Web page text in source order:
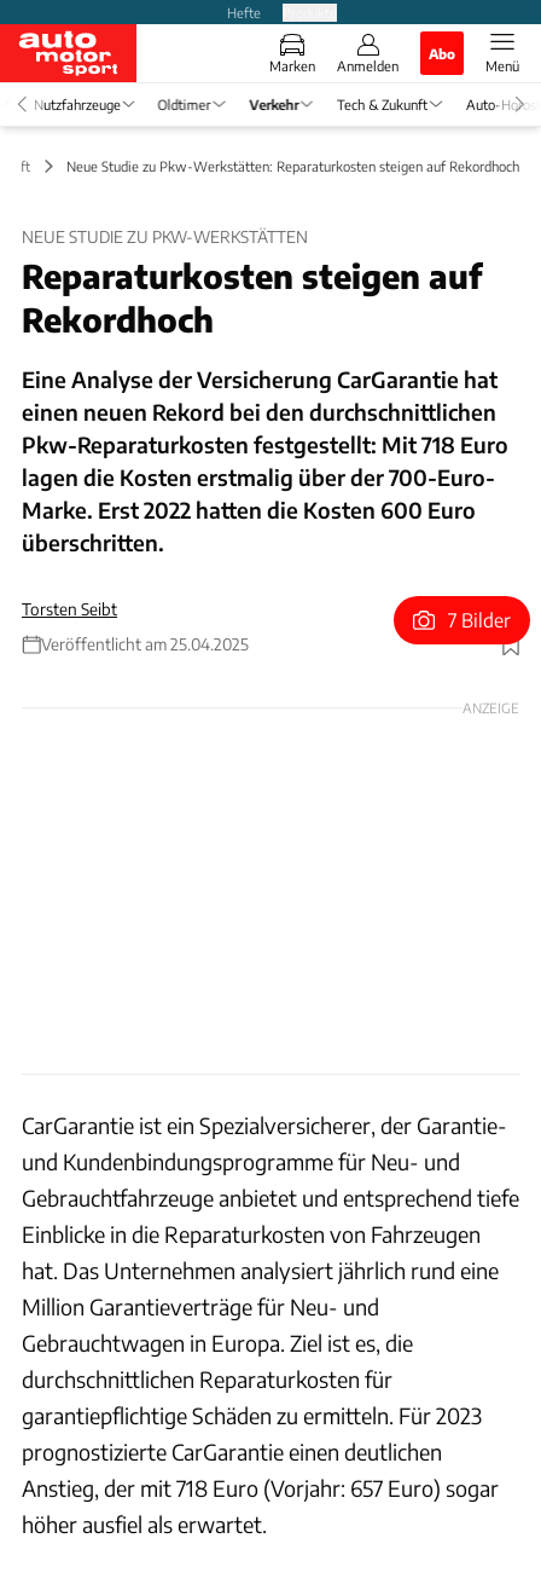
Hefte
Marken Anmelden
Abo
Menü
Nutzfahrzeuge Oldtimer Verkehr Tech & Zukunft Auto-
Neue Studie zu Pkw-Werkstätten: Reparaturkosten steigen auf Rekordhoch
NEUE STUDIE ZU PKW-WERKSTÄTTEN
Reparaturkosten steigen auf
Rekordhoch
Eine Analyse der Versicherung CarGarantie hat
einen neuen Rekord bei den durchschnittlichen
Pkw-Reparaturkosten festgestellt: Mit 718 Euro
lagen die Kosten erstmalig über der 700-Euro-
Marke. Erst 2022 hatten die Kosten 600 Euro
überschritten.
Torsten Seibt
Veröffentlicht am 25.04.2025
Foto: Lena Willgalis
7 Bilder
ANZEIGE
CarGarantie ist ein Spezialversicherer, der Garantie-
und Kundenbindungsprogramme für Neu- und
Gebrauchtfahrzeuge anbietet und entsprechend tiefe
Einblicke in die Reparaturkosten von Fahrzeugen
hat. Das Unternehmen analysiert jährlich rund eine
Million Garantieverträge für Neu- und
Gebrauchtwagen in Europa. Ziel ist es, die
durchschnittlichen Reparaturkosten für
garantiepflichtige Schäden zu ermitteln. Für 2023
prognostizierte CarGarantie einen deutlichen
Anstieg, der mit 718 Euro (Vorjahr: 657 Euro) sogar
höher ausfiel als erwartet.